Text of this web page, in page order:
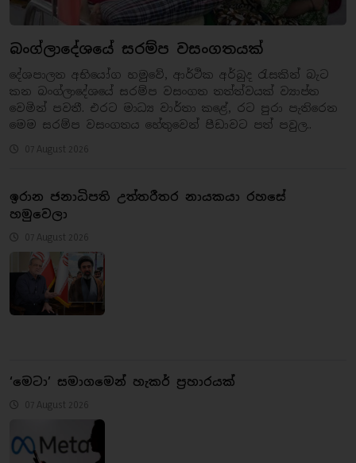
බංග්ලාදේශයේ සරම්ප වසංගතයක්
දේශපාලන අභියෝග හමුවේ, ආර්ථික අර්බුද රැසකින් බැට
කන බංග්ලාදේශයේ සරම්ප වසංගත තත්ත්වයක් ව්‍යාප්ත
වෙමින් පවතී. එරට මාධ්‍ය වාර්තා කළේ, රට පුරා පැතිරෙන
මෙම සරම්ප වසංගතය හේතුවෙන් පීඩාවට පත් පවුල..
07 August 2026
ඉරාන ජනාධිපති උත්තරීතර නායකයා රහසේ
හමුවෙලා
07 August 2026
‘මෙටා’ සමාගමෙන් හැකර් ප්‍රහාරයක්
07 August 2026